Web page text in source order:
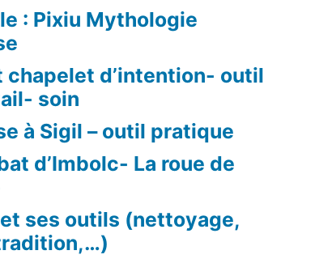
: Pixiu Mythologie
chapelet d’intention- outil
soin
à Sigil – outil pratique
d’Imbolc- La roue de
ses outils (nettoyage,